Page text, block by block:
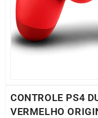
CONTROLE PS4
VERMELHO